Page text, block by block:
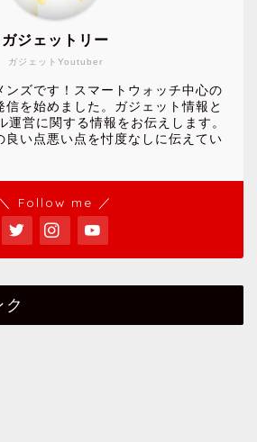
ガジェットYoutuber
ガジェットリー
ンズです！スマートウォッチ中心の
信を始めました。ガジェット情報と
運営に関する情報をお伝えします。
良い点悪い点を忖度なしに伝えてい
＼ Follow me ／